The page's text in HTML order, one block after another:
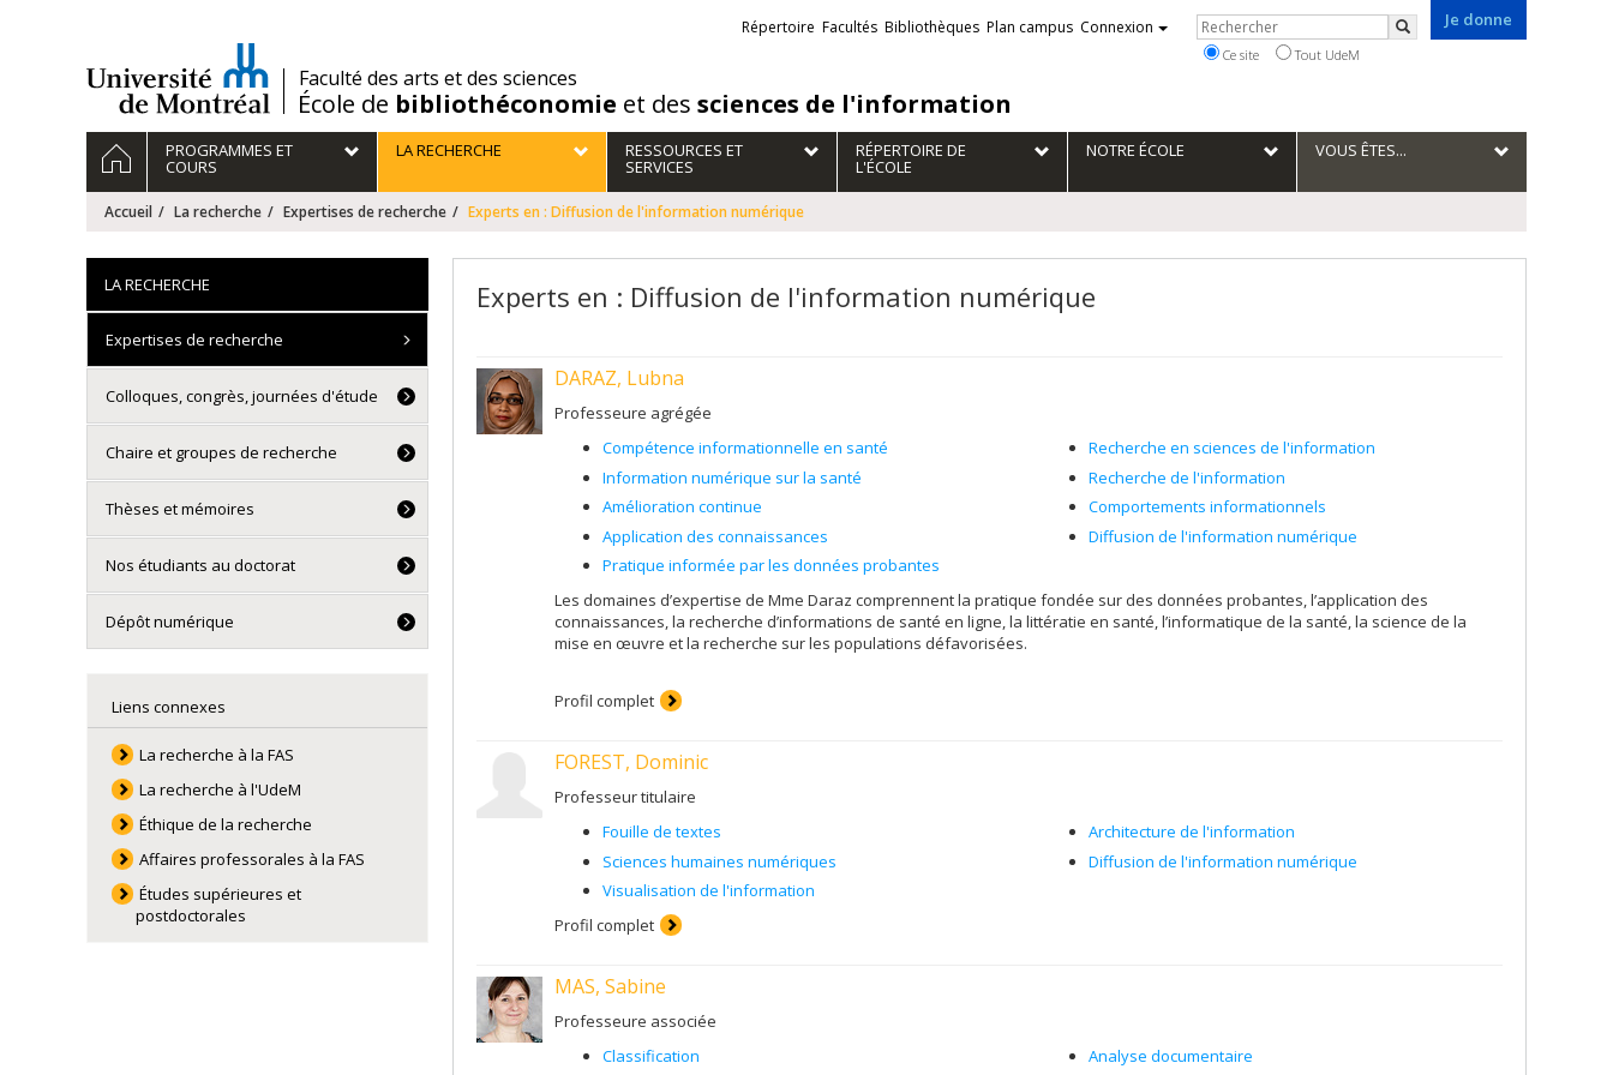
/Faculté des arts et des sciences
École de bibliothéconomie et des sciences de l'information
Je donne
Liens
externes
Répertoire Facultés Bibliothèques Plan campus Connexion Rechercher
Rechercher
Ce site Tout UdeM
Navigation
principale
ACCUEILPROGRAMMES ET
COURS
LA RECHERCHE RESSOURCES ET
SERVICES
RÉPERTOIRE DE
L'ÉCOLE
NOTRE ÉCOLE VOUS ÊTES...
Accueil La recherche Expertises de recherche Experts en : Diffusion de l'information numérique
Experts en : Diffusion de l'information numérique
DARAZ, Lubna
Professeure agrégée
Compétence informationnelle en santé
Information numérique sur la santé
Amélioration continue
Application des connaissances
Pratique informée par les données probantes
Recherche en sciences de l'information
Recherche de l'information
Comportements informationnels
Diffusion de l'information numérique
Les domaines d’expertise de Mme Daraz comprennent la pratique fondée sur des données probantes, l’application des
connaissances, la recherche d’informations de santé en ligne, la littératie en santé, l’informatique de la santé, la science de la
mise en œuvre et la recherche sur les populations défavorisées.
Profil complet
FOREST, Dominic
Professeur titulaire
Fouille de textes
Sciences humaines numériques
Visualisation de l'information
Architecture de l'information
Diffusion de l'information numérique
Profil complet
MAS, Sabine
Professeure associée
Classification
Analyse documentaire
LA RECHERCHE
Expertises de recherche
Colloques, congrès, journées d'étude
Chaire et groupes de recherche
Thèses et mémoires
Nos étudiants au doctorat
Dépôt numérique
Liens connexes
La recherche à la FAS
La recherche à l'UdeM
Éthique de la recherche
Affaires professorales à la FAS
Études supérieures et
postdoctorales